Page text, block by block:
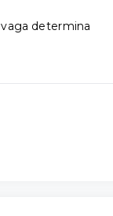
vaga determina